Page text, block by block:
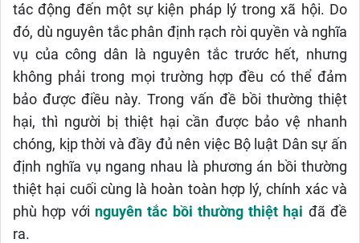
tác động đến một sự kiện pháp lý trong xã hội. Do
đó, dù nguyên tắc phân định rạch ròi quyền và nghĩa
vụ của công dân là nguyên tắc trước hết, nhưng
không phải trong mọi trường hợp đều có thể đảm
bảo được điều này. Trong vấn đề bồi thường thiệt
hại, thì người bị thiệt hại cần được bảo vệ nhanh
chóng, kịp thời và đầy đủ nên việc Bộ luật Dân sự ấn
định nghĩa vụ ngang nhau là phương án bồi thường
thiệt hại cuối cùng là hoàn toàn hợp lý, chính xác và
phù hợp với nguyên tắc bồi thường thiệt hại đã đề
ra.